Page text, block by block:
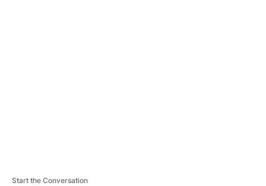
Start the Conversation